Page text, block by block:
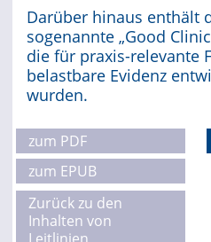
Darüber hinaus enthält
sogenannte „Good
die für praxis-relevante
belastbare Evidenz
wurden.
zum PDF
zum EPUB
Zurück zu den
Inhalten von